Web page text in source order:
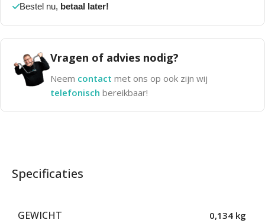
Bestel nu, betaal later!
Vragen of advies nodig?
Neem contact met ons op ook zijn wij
telefonisch bereikbaar!
Specificaties
GEWICHT 0,134 kg